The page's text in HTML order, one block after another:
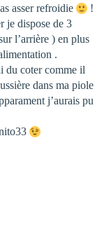
asser refroidie
!
je dispose de 3
l’arrière ) en plus
.
du coter comme il
dans ma piole
j’aurais pu